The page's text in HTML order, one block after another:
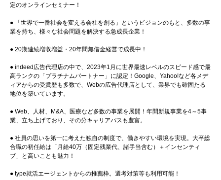
定のオンラインセミナー！
● 「世界で一番社会を変える会社を創る」というビジョンのもと、多数の事
業を持ち、様々な社会問題を解決する急成長企業！
● 20期連続増収増益・20年間無借金経営で成長中！
● indeed広告代理店の中で、2023年1月に世界最速レベルのスピード感で最
高ランクの「プラチナムパートナー」に認定！Google、Yahoo!など各メデ
ィアからの受賞歴も多数で、Webの広告代理店として、業界でも確固たる
地位を築いています。
● Web、人材、M&A、医療など多数の事業を展開！年間新規事業を4～5事
業、立ち上げており、その分キャリアパスも豊富。
● 社員の思いを第一に考えた独自の制度で、働きやすい環境を実現。大卒総
合職の初任給は「月給40万（固定残業代、諸手当含む）＋インセンティ
ブ」と高いことも魅力！
● type就活エージェントからの推薦枠。選考対策等も利用可能！